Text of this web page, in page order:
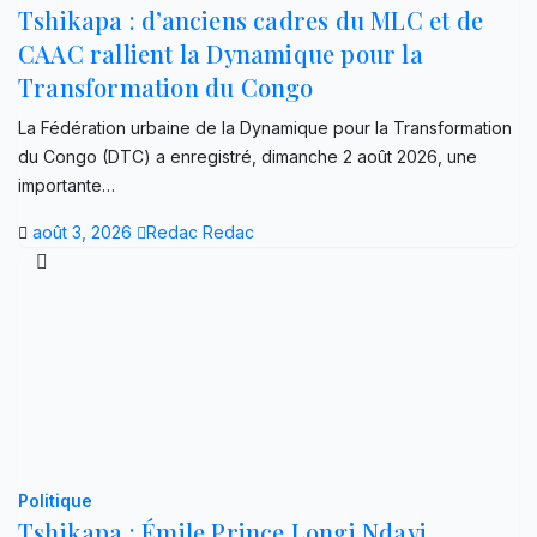
Tshikapa : d’anciens cadres du MLC et de
CAAC rallient la Dynamique pour la
Transformation du Congo
La Fédération urbaine de la Dynamique pour la Transformation
du Congo (DTC) a enregistré, dimanche 2 août 2026, une
importante…
août 3, 2026 Redac Redac
Politique